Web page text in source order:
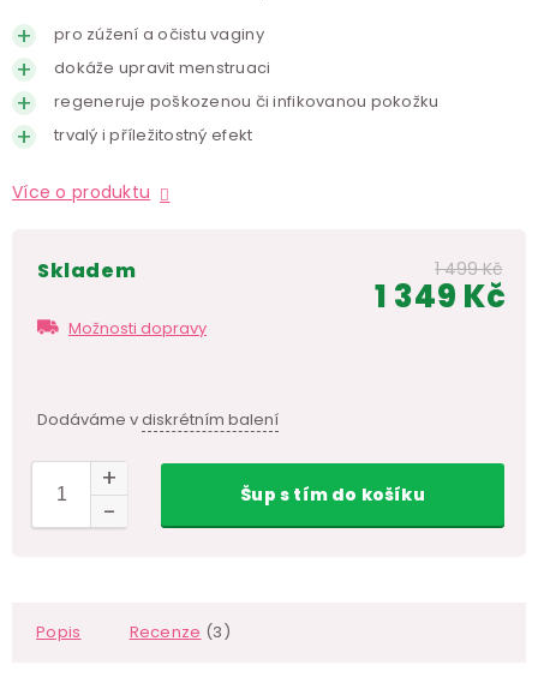
pro zúžení a očistu vaginy
dokáže upravit menstruaci
regeneruje poškozenou či infikovanou pokožku
trvalý i příležitostný efekt
Více o produktu
skladem
Možnosti dopravy
Dodáváme vdiskrétním balení
1 499 Kč
1 349 Kč
Šups tímdo košíku
Popis Recenze (3)